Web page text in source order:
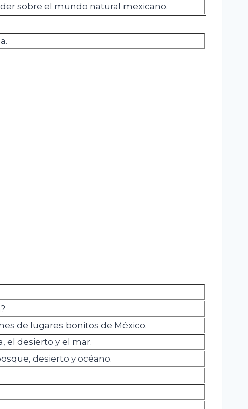
sobre el mundo natural mexicano.
de lugares bonitos de México.
el desierto y el mar.
desierto y océano.